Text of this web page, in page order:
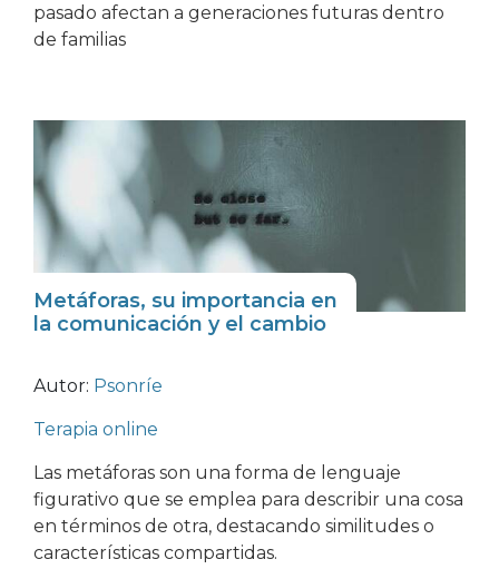
pasado afectan a generaciones futuras dentro
de familias
Metáforas, su importancia en
la comunicación y el cambio
Autor: Psonríe
Terapia online
Las metáforas son una forma de lenguaje
figurativo que se emplea para describir una cosa
en términos de otra, destacando similitudes o
características compartidas.